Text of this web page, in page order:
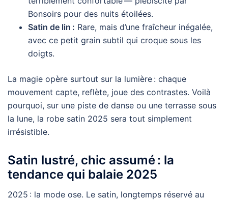
Bonsoirs pour des nuits étoilées.
Satin de lin : Rare, mais d’une fraîcheur inégalée,
avec ce petit grain subtil qui croque sous les
doigts.
La magie opère surtout sur la lumière : chaque
mouvement capte, reflète, joue des contrastes. Voilà
pourquoi, sur une piste de danse ou une terrasse sous
la lune, la robe satin 2025 sera tout simplement
irrésistible.
Satin lustré, chic assumé : la
tendance qui balaie 2025
2025 : la mode ose. Le satin, longtemps réservé au